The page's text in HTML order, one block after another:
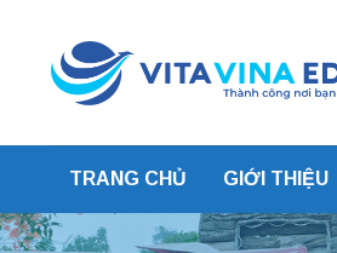
content
TRANG CHỦ GIỚI THIỆU